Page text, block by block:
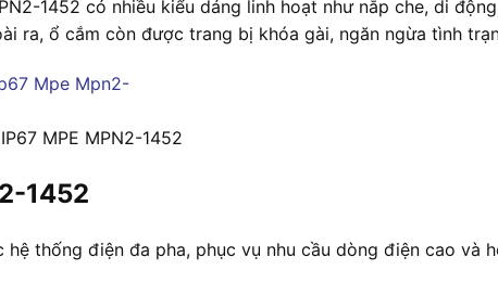
1452 có nhiều kiểu dáng linh hoạt như nắp che, di
ra, ổ cắm còn được trang bị khóa gài, ngăn ngừa tình
MPE MPN2-1452
1452
thống điện đa pha, phục vụ nhu cầu dòng điện cao và